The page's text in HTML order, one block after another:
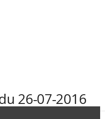
26-07-2016